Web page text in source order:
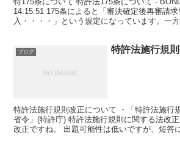
14:15:51 175条によると「審決確定後再審請
入・・・・」という規定になっています。一
ブログ 特許法施行規
特許法施行規則改正について ・「特許法施行
省令」(特許庁) 特許法施行規則に関する法改
改正ですね。 出題可能性は低いですが、短答